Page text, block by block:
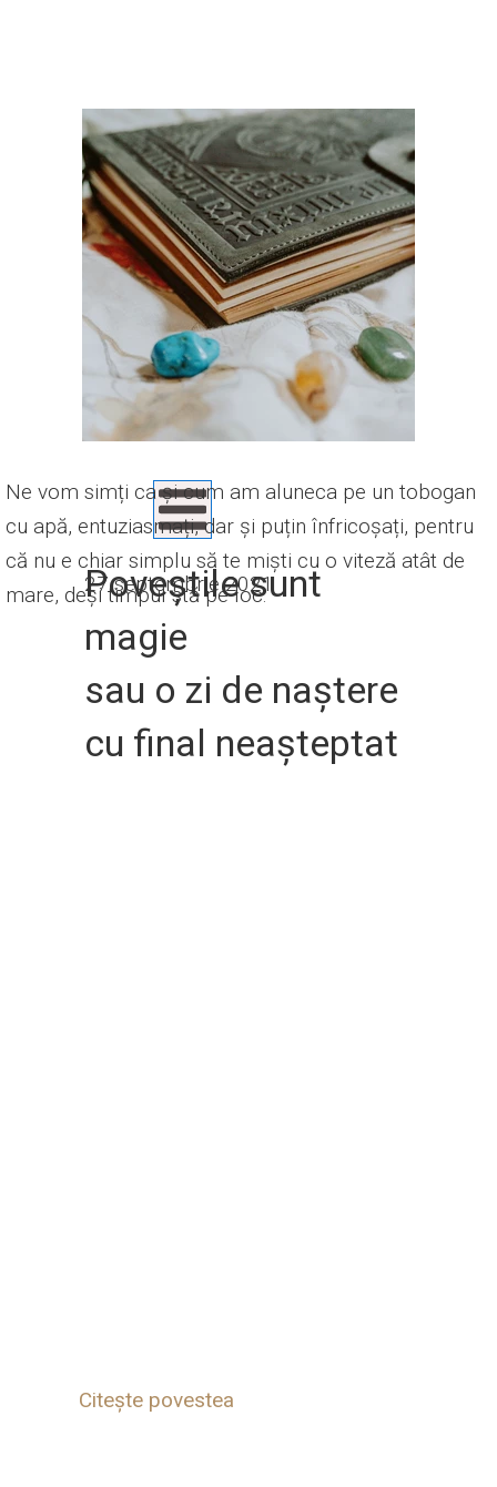
Citește povestea
Poveștile sunt
magie
sau o zi de naștere
cu final neașteptat
Ne vom simți ca și cum am aluneca pe un tobogan
cu apă, entuziasmați, dar și puțin înfricoșați, pentru
că nu e chiar simplu să te miști cu o viteză atât de
mare, deși timpul stă pe loc.
27 septembrie 2021